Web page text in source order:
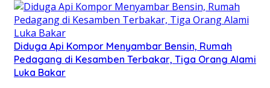
Diduga Api Kompor Menyambar Bensin, Rumah
Pedagang di Kesamben Terbakar, Tiga Orang Alami
Luka Bakar